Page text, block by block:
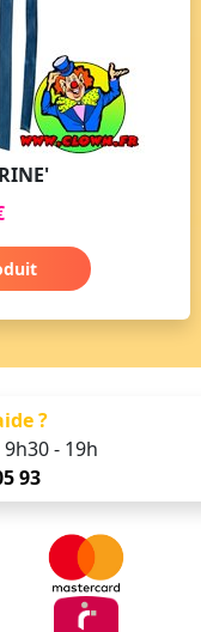
?
- 19h
93